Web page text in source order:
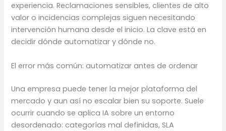
experiencia. Reclamaciones sensibles, clientes de alto
valor o incidencias complejas siguen necesitando
intervención humana desde el inicio. La clave está en
decidir dónde automatizar y dónde no.
El error más común: automatizar antes de ordenar
Una empresa puede tener la mejor plataforma del
mercado y aun así no escalar bien su soporte. Suele
ocurrir cuando se aplica IA sobre un entorno
desordenado: categorías mal definidas, SLA